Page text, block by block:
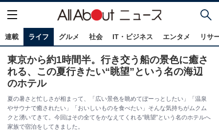
連載 ライフ グルメ 社会 IT・ビジネス エンタメ リサ
東京から約1時間半。行き交う船の景色に癒さ
れる、この夏行きたい“眺望”という名の海辺
のホテル
夏の暑さと忙しさが相まって、「広い景色を眺めてぼーっとしたい」「温泉
やサウナで癒されたい」「おいしいものを食べたい」そんな気持ちがムクム
クと湧いてきて。今回はその全てをかなえてくれる“眺望”という名のホテルへ
家族で宿泊をしてきました。